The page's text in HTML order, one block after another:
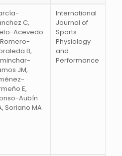
C,
Acevedo
Romero-
B,
JM,
E,
Aubín
Soriano MA
International
Journal of
Sports
Physiology
and
Performance